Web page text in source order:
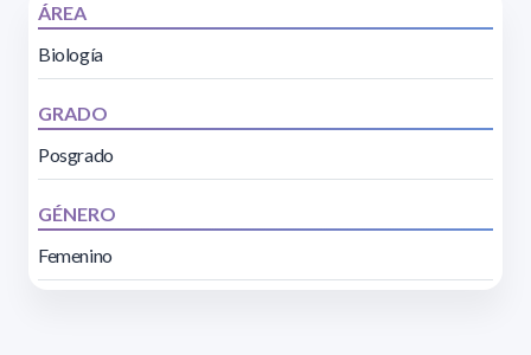
ÁREA
Biología
GRADO
Posgrado
GÉNERO
Femenino